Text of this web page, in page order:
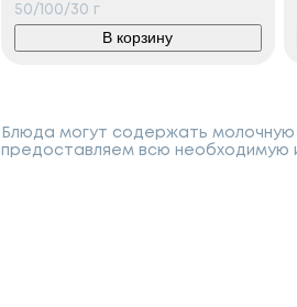
50/100/30 г
В корзину
Блюда могут содержать молочную
предоставляем всю необходимую